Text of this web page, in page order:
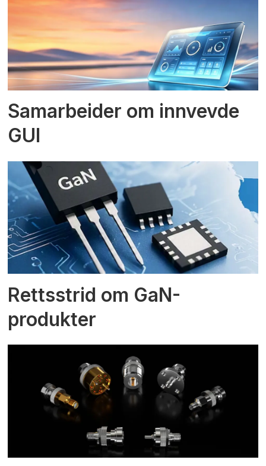
Samarbeider om innvevde
GUI
Rettsstrid om GaN-
produkter